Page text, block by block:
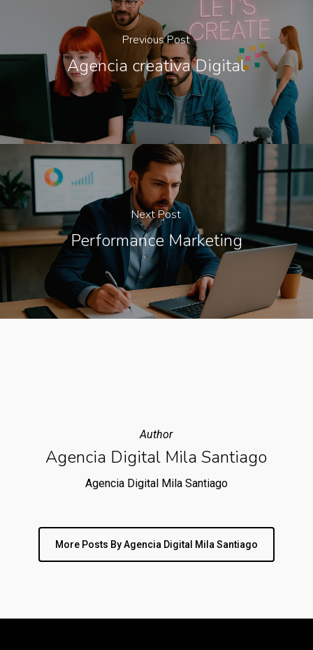
Previous Post
Agencia creativa Digital
Next Post
Performance Marketing
Author
Agencia Digital Mila Santiago
Agencia Digital Mila Santiago
More Posts By Agencia Digital Mila Santiago